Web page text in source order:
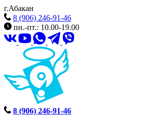
г.Абакан
8 (906) 246-91-46
пн.-пт.: 10.00-19.00
8 (906) 246-91-46